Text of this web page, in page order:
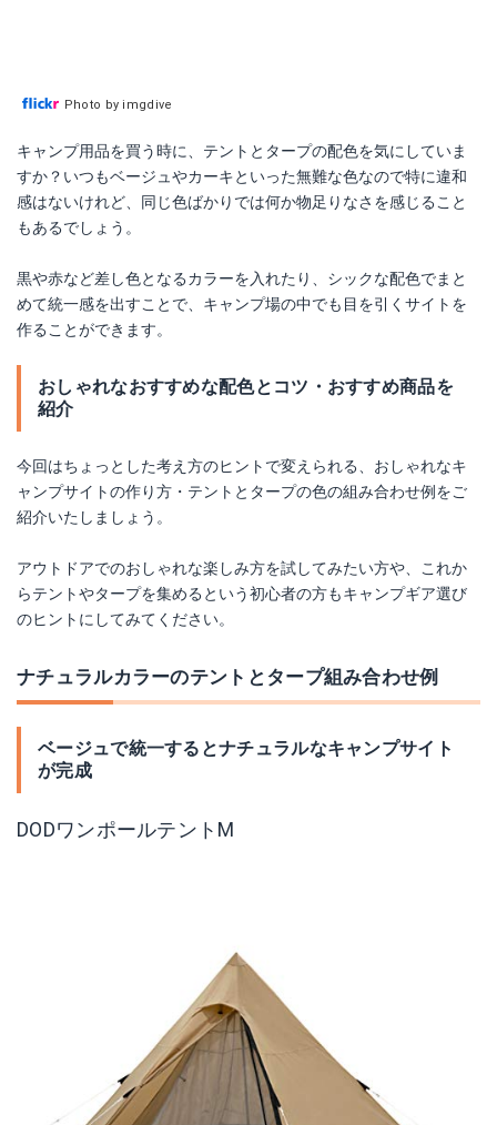
Photo by imgdive
キャンプ用品を買う時に、テントとタープの配色を気にしていま
すか？いつもベージュやカーキといった無難な色なので特に違和
感はないけれど、同じ色ばかりでは何か物足りなさを感じること
もあるでしょう。
黒や赤など差し色となるカラーを入れたり、シックな配色でまと
めて統一感を出すことで、キャンプ場の中でも目を引くサイトを
作ることができます。
おしゃれなおすすめな配色とコツ・おすすめ商品を
紹介
今回はちょっとした考え方のヒントで変えられる、おしゃれなキ
ャンプサイトの作り方・テントとタープの色の組み合わせ例をご
紹介いたしましょう。
アウトドアでのおしゃれな楽しみ方を試してみたい方や、これか
らテントやタープを集めるという初心者の方もキャンプギア選び
のヒントにしてみてください。
ナチュラルカラーのテントとタープ組み合わせ例
ベージュで統一するとナチュラルなキャンプサイト
が完成
DODワンポールテントM